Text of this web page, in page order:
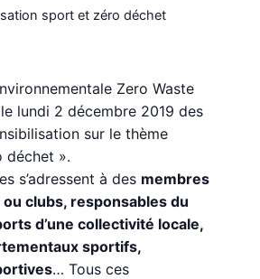
sport et zéro déchet
Zero Waste
lundi 2 décembre 2019 des
sur le thème
déchet ».
s’adressent à des membres
ou clubs, responsables du
d’une collectivité locale,
sportifs,
… Tous ces